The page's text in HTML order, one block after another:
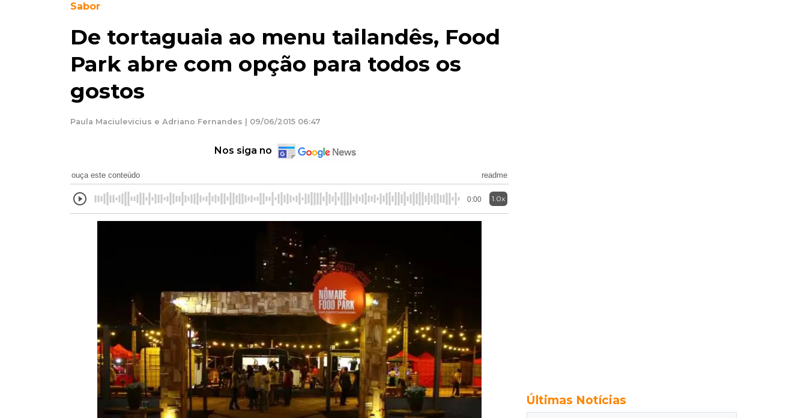
Sabor
De tortaguaia ao menu tailandês, Food
Park abre com opção para todos os
gostos
Paula Maciulevicius e Adriano Fernandes | 09/06/2015 06:47
Nos siga no
ouça este conteúdo readme
0:00 1.0x
Últimas Notícias